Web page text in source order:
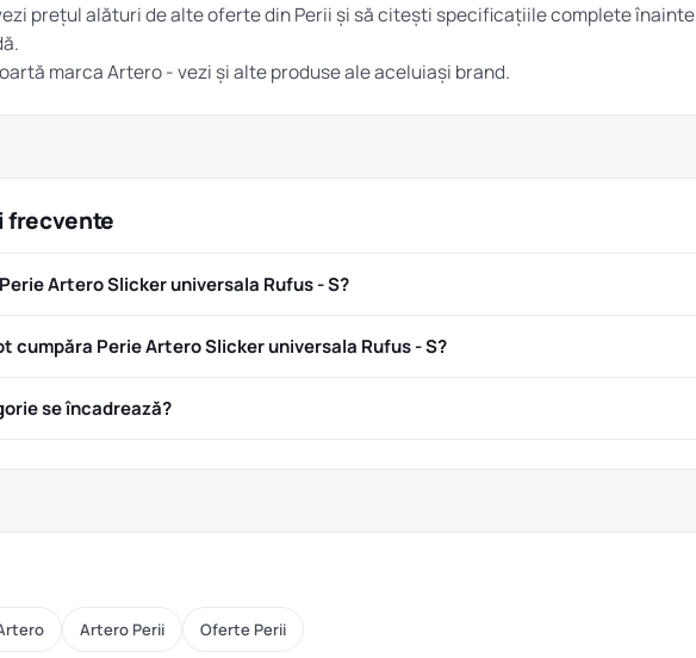
prețul alături de alte oferte dinPerii și să citești specificațiile complete înainte
marcaArtero- vezi și alte produse ale aceluiași brand.
frecvente
Artero Slicker universala Rufus - S?
cumpăra Perie Artero Slicker universala Rufus - S?
se încadrează?
Artero Perii Oferte Perii